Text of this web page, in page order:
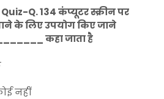
Q. 134 कंप्यूटर स्क्रीन पर
के लिए उपयोग किए जाने
कहा जाता है
नहीं